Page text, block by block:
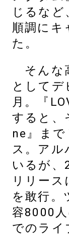
じるなど
順調にキ
た。
そんな
としてデ
月。『
すると、
ne』ま
ス。アル
いるが、
リリー
を敢行。
容8000
でのライ